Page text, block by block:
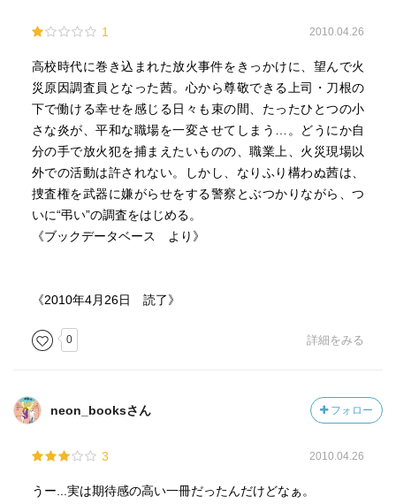
1 2010.04.26
高校時代に巻き込まれた放火事件をきっかけに、望んで火
災原因調査員となった茜。心から尊敬できる上司・刀根の
下で働ける幸せを感じる日々も束の間、たったひとつの小
さな炎が、平和な職場を一変させてしまう…。どうにか自
分の手で放火犯を捕まえたいものの、職業上、火災現場以
外での活動は許されない。しかし、なりふり構わぬ茜は、
捜査権を武器に嫌がらせをする警察とぶつかりながら、つ
いに“弔い”の調査をはじめる。
《ブックデータベース より》
《2010年4月26日 読了》
0 詳細をみる
neon_booksさん フォロー
3 2010.04.26
うー...実は期待感の高い一冊だったんだけどなぁ。